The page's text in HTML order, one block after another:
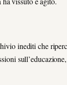
inediti che